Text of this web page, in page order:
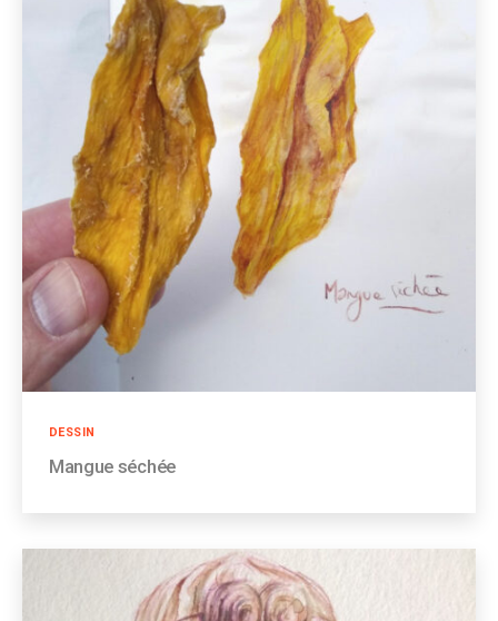
Catégories
DESSIN
Mangue séchée